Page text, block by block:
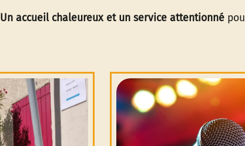
Un accueil chaleureux et un service attentionné